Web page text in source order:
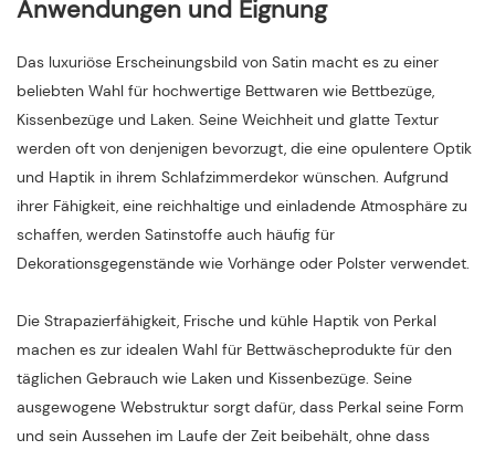
Anwendungen und Eignung
Das luxuriöse Erscheinungsbild von Satin macht es zu einer
beliebten Wahl für hochwertige Bettwaren wie Bettbezüge,
Kissenbezüge und Laken. Seine Weichheit und glatte Textur
werden oft von denjenigen bevorzugt, die eine opulentere Optik
und Haptik in ihrem Schlafzimmerdekor wünschen. Aufgrund
ihrer Fähigkeit, eine reichhaltige und einladende Atmosphäre zu
schaffen, werden Satinstoffe auch häufig für
Dekorationsgegenstände wie Vorhänge oder Polster verwendet.
Die Strapazierfähigkeit, Frische und kühle Haptik von Perkal
machen es zur idealen Wahl für Bettwäscheprodukte für den
täglichen Gebrauch wie Laken und Kissenbezüge. Seine
ausgewogene Webstruktur sorgt dafür, dass Perkal seine Form
und sein Aussehen im Laufe der Zeit beibehält, ohne dass